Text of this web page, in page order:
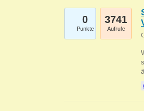
0
Punkte
3741
Aufrufe